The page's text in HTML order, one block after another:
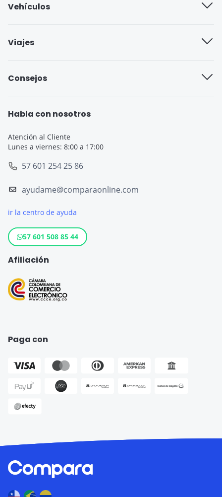
Blog
Vehículos
Seguro cobertura básica
Viajes
Seguro de Viaje para Embarazadas
Seguro de Viaje Cruceros
Consejos
SOAT
Tarjeta de Crédito
Crédito de Vehículo
Crédito Hipotecario
Crédito de Consumo
Cuenta de ahorro
Seguro para Motos
Habla con nosotros
Atención al Cliente
Lunes a viernes: 8:00 a 17:00
57 601 254 25 86
ayudame@comparaonline.com
ir la centro de ayuda
57 601 508 85 44
Afiliación
Paga con